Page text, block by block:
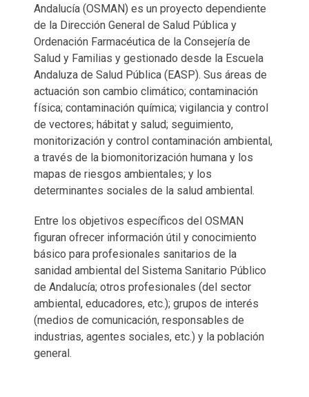
Andalucía (OSMAN) es un proyecto dependiente
de la Dirección General de Salud Pública y
Ordenación Farmacéutica de la Consejería de
Salud y Familias y gestionado desde la Escuela
Andaluza de Salud Pública (EASP). Sus áreas de
actuación son cambio climático; contaminación
física; contaminación química; vigilancia y control
de vectores; hábitat y salud; seguimiento,
monitorización y control contaminación ambiental,
a través de la biomonitorización humana y los
mapas de riesgos ambientales; y los
determinantes sociales de la salud ambiental.
Entre los objetivos específicos del OSMAN
figuran ofrecer información útil y conocimiento
básico para profesionales sanitarios de la
sanidad ambiental del Sistema Sanitario Público
de Andalucía; otros profesionales (del sector
ambiental, educadores, etc.); grupos de interés
(medios de comunicación, responsables de
industrias, agentes sociales, etc.) y la población
general.